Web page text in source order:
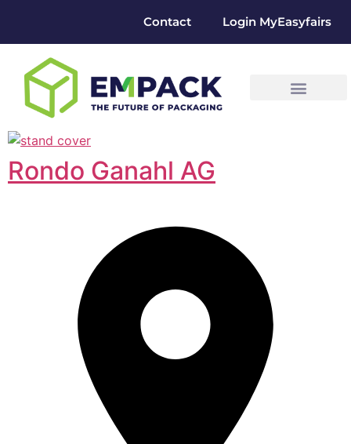
Contact Login MyEasyfairs
Rondo Ganahl AG